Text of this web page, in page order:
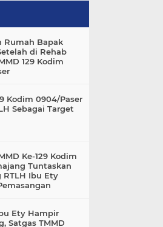
Rumah Bapak
di Rehab
129 Kodim
Kodim 0904/Paser
Sebagai Target
Ke-129 Kodim
Tuntaskan
RTLH Ibu Ety
Ety Hampir
Satgas TMMD